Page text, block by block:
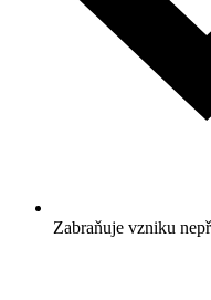
Zabraňuje vzniku